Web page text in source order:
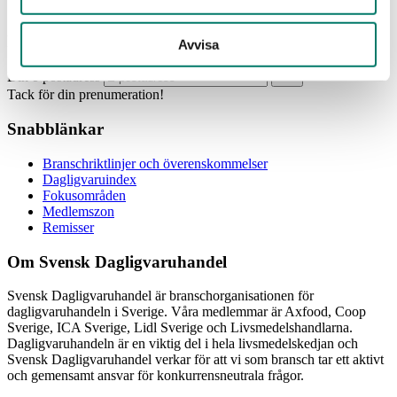
Avvisa
Din e-postadress
Tack för din prenumeration!
Snabblänkar
Branschriktlinjer och överenskommelser
Dagligvaruindex
Fokusområden
Medlemszon
Remisser
Om Svensk Dagligvaruhandel
Svensk Dagligvaruhandel är branschorganisationen för
dagligvaruhandeln i Sverige. Våra medlemmar är Axfood, Coop
Sverige, ICA Sverige, Lidl Sverige och Livsmedelshandlarna.
Dagligvaruhandeln är en viktig del i hela livsmedelskedjan och
Svensk Dagligvaruhandel verkar för att vi som bransch tar ett aktivt
och gemensamt ansvar för konkurrensneutrala frågor.